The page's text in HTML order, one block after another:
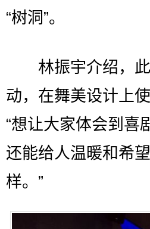
“树洞”。
林振宇介绍，此
动，在舞美设计上
“想让大家体会到喜
还能给人温暖和希
样。”